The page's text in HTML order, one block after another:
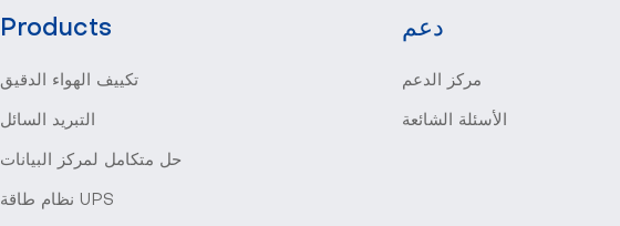
Products
تكييف الهواء الدقيق
التبريد السائل
حل متكامل لمركز البيانات
نظام طاقة UPS
دعم
مركز الدعم
الأسئلة الشائعة